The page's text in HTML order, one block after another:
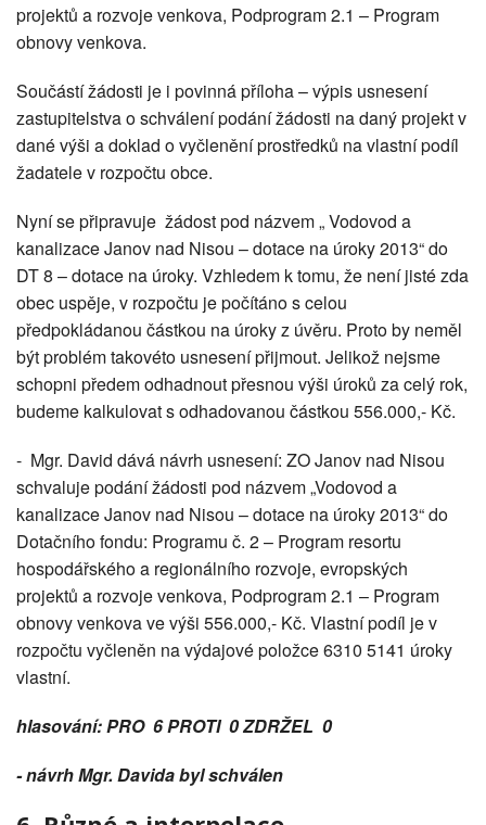
projektů a rozvoje venkova, Podprogram 2.1 – Program
obnovy venkova.
Součástí žádosti je i povinná příloha – výpis usnesení
zastupitelstva o schválení podání žádosti na daný projekt v
dané výši a doklad o vyčlenění prostředků na vlastní podíl
žadatele v rozpočtu obce.
Nyní se připravuje žádost pod názvem „ Vodovod a
kanalizace Janov nad Nisou – dotace na úroky 2013“ do
DT 8 – dotace na úroky. Vzhledem k tomu, že není jisté zda
obec uspěje, v rozpočtu je počítáno s celou
předpokládanou částkou na úroky z úvěru. Proto by neměl
být problém takovéto usnesení přijmout. Jelikož nejsme
schopni předem odhadnout přesnou výši úroků za celý rok,
budeme kalkulovat s odhadovanou částkou 556.000,- Kč.
- Mgr. David dává návrh usnesení: ZO Janov nad Nisou
schvaluje podání žádosti pod názvem „Vodovod a
kanalizace Janov nad Nisou – dotace na úroky 2013“ do
Dotačního fondu: Programu č. 2 – Program resortu
hospodářského a regionálního rozvoje, evropských
projektů a rozvoje venkova, Podprogram 2.1 – Program
obnovy venkova ve výši 556.000,- Kč. Vlastní podíl je v
rozpočtu vyčleněn na výdajové položce 6310 5141 úroky
vlastní.
hlasování: PRO 6 PROTI 0 ZDRŽEL 0
- návrh Mgr. Davida byl schválen